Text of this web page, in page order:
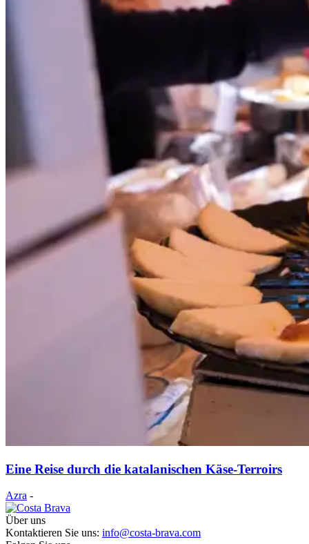
Eine Reise durch die katalanischen Käse-Terroirs
Azra -
Über uns
Kontaktieren Sie uns: info@costa-brava.com